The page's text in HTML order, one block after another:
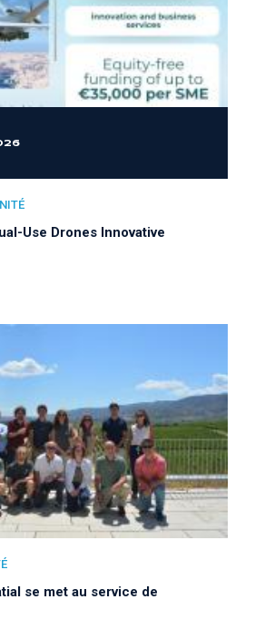
Use Drones Innovative
se met au service de